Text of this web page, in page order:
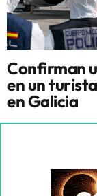
Confirman
en un
en Galicia